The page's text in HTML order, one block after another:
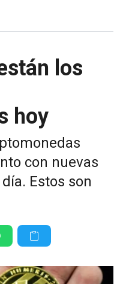
los
hoy
con nuevas
Estos son